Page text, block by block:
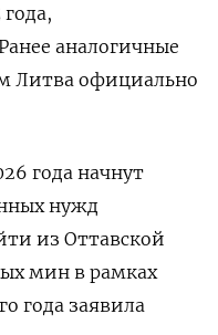
Ранее аналогичные
Литва официально
года начнут
нужд
из Оттавской
мин в рамках
года заявила